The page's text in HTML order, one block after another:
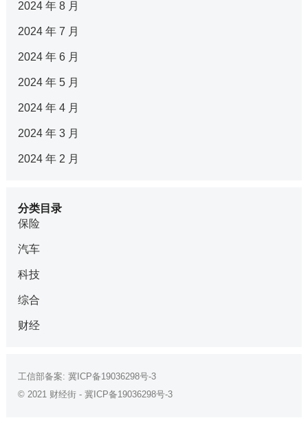
2024 年 8 月
2024 年 7 月
2024 年 6 月
2024 年 5 月
2024 年 4 月
2024 年 3 月
2024 年 2 月
分类目录
保险
汽车
科技
综合
财经
工信部备案: 冀ICP备19036298号-3
© 2021 财经街- 冀ICP备19036298号-3